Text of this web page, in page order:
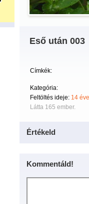
Eső után 003
Címkék:
Kategória:
Feltöltés ideje: 14 éve
Látta 165 ember.
Értékeld
Kommentáld!